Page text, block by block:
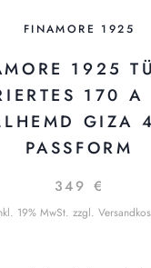
FINAMORE 1925
1925
170 A
GIZA
PASSFORM
349 €
19% MwSt. zzgl.